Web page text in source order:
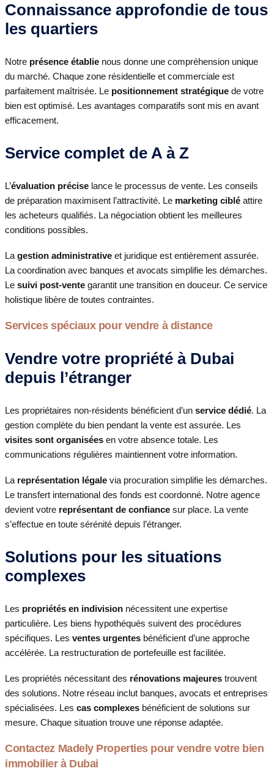
Connaissance approfondie de tous
les quartiers
Notre présence établie nous donne une compréhension unique
du marché. Chaque zone résidentielle et commerciale est
parfaitement maîtrisée. Le positionnement stratégique de votre
bien est optimisé. Les avantages comparatifs sont mis en avant
efficacement.
Service complet de A à Z
L’évaluation précise lance le processus de vente. Les conseils
de préparation maximisent l’attractivité. Le marketing ciblé attire
les acheteurs qualifiés. La négociation obtient les meilleures
conditions possibles.
La gestion administrative et juridique est entièrement assurée.
La coordination avec banques et avocats simplifie les démarches.
Le suivi post-vente garantit une transition en douceur. Ce service
holistique libère de toutes contraintes.
Services spéciaux pour vendre à distance
Vendre votre propriété à Dubai
depuis l’étranger
Les propriétaires non-résidents bénéficient d’un service dédié. La
gestion complète du bien pendant la vente est assurée. Les
visites sont organisées en votre absence totale. Les
communications régulières maintiennent votre information.
La représentation légale via procuration simplifie les démarches.
Le transfert international des fonds est coordonné. Notre agence
devient votre représentant de confiance sur place. La vente
s’effectue en toute sérénité depuis l’étranger.
Solutions pour les situations
complexes
Les propriétés en indivision nécessitent une expertise
particulière. Les biens hypothéqués suivent des procédures
spécifiques. Les ventes urgentes bénéficient d’une approche
accélérée. La restructuration de portefeuille est facilitée.
Les propriétés nécessitant des rénovations majeures trouvent
des solutions. Notre réseau inclut banques, avocats et entreprises
spécialisées. Les cas complexes bénéficient de solutions sur
mesure. Chaque situation trouve une réponse adaptée.
Contactez Madely Properties pour vendre votre bien
immobilier à Dubai